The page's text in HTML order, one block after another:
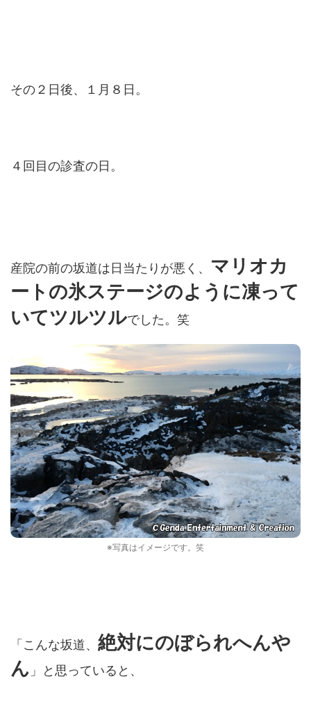
その２日後、１月８日。
４回目の診査の日。
産院の前の坂道は日当たりが悪く、 マリオカ
ートの氷ステージのように凍って
いてツルツルでした。笑
※写真はイメージです。笑
「こんな坂道、 絶対にのぼられへんや
ん 」と思っていると、